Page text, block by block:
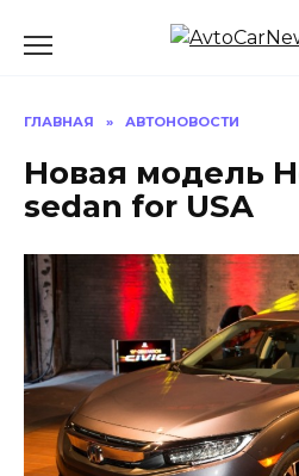
ГЛАВНАЯ » АВТОНОВОСТИ
Новая модель
sedan for USA